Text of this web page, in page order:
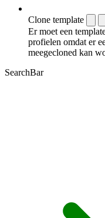
Clone template
Er moet een
profielen omdat er
meegecloned kan
SearchBar